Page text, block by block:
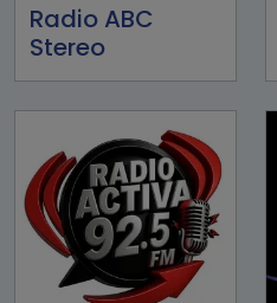
Radio ABC
Stereo